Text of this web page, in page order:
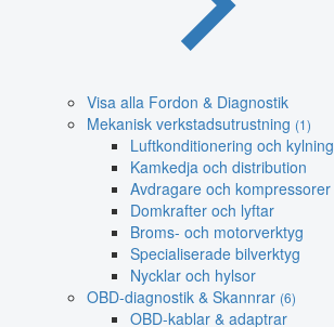
Visa alla Fordon & Diagnostik
Mekanisk verkstadsutrustning (1)
Luftkonditionering och kylning
Kamkedja och distribution
Avdragare och kompressorer
Domkrafter och lyftar
Broms- och motorverktyg
Specialiserade bilverktyg
Nycklar och hylsor
OBD-diagnostik & Skannrar (6)
OBD-kablar & adaptrar